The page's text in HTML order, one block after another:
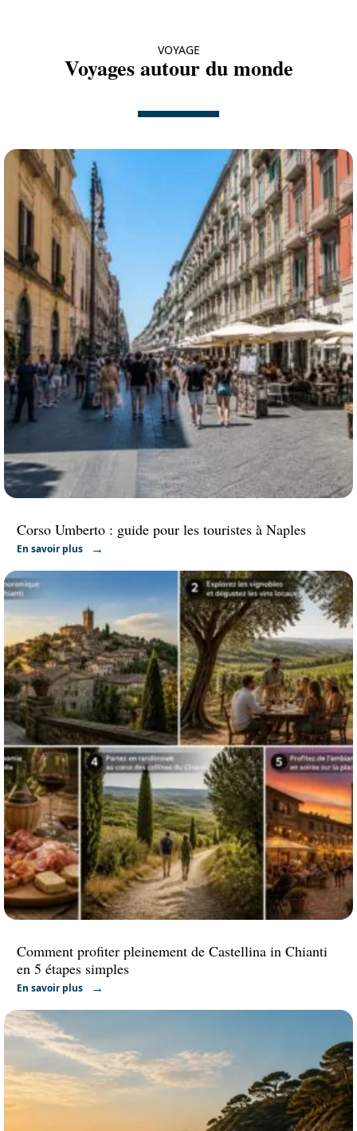
VOYAGE
Voyages autour du monde
Corso Umberto : guide pour les touristes à Naples
En savoir plus
Comment profiter pleinement de Castellina in Chianti
en 5 étapes simples
En savoir plus